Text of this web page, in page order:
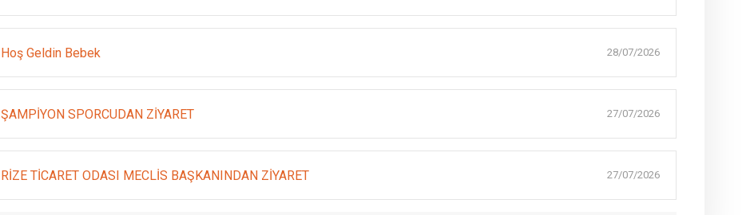
Hoş Geldin Bebek 28/07/2026
ŞAMPİYON SPORCUDAN ZİYARET 27/07/2026
RİZE TİCARET ODASI MECLİS BAŞKANINDAN ZİYARET 27/07/2026